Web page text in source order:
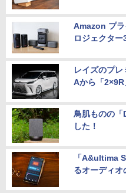
Amazon プ
ロジェクタ
レイズのプ
Aから「2×9R
鳥肌ものの「
した！
「A&ultima
るオーディオ